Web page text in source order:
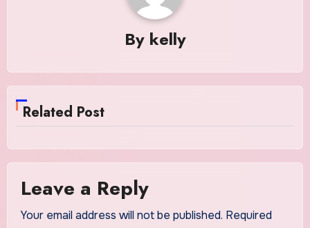
By kelly
Related Post
Leave a Reply
Your email address will not be published. Required